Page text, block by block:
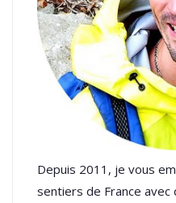
Depuis 2011, je vous
sentiers de France